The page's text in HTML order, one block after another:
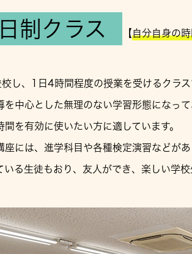
制クラス 【 自分自身の時
し、1日4時間程度の授業を受けるクラス
を中心とした無理のない学習形態になって
間を有効に使いたい方に適しています。
座には、進学科目や各種検定演習などがあ
いる生徒もおり、友人ができ、楽しい学校